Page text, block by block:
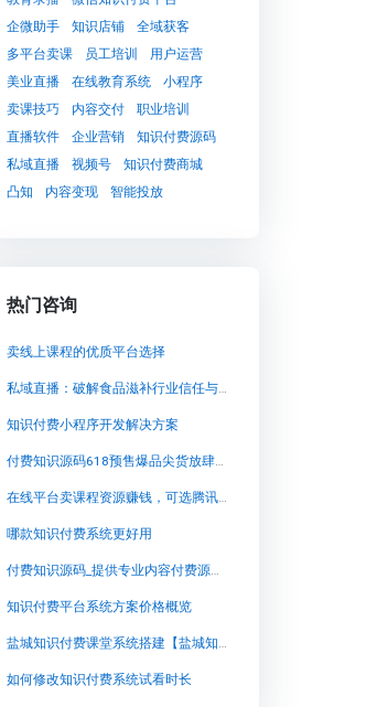
企微助手
知识店铺
全域获客
多平台卖课
员工培训
用户运营
美业直播
在线教育系统
小程序
卖课技巧
内容交付
职业培训
直播软件
企业营销
知识付费源码
私域直播
视频号
知识付费商城
凸知
内容变现 智能投放
热门咨询
卖线上课程的优质平台选择
私域直播：破解食品滋补行业信任与增长难题的终极方案
知识付费小程序开发解决方案
付费知识源码618预售爆品尖货放肆购,兔知云课堂：探索无限的知识之旅
在线平台卖课程资源赚钱，可选腾讯课堂、网易云课堂等教育平台 改写后标题：利用腾讯课堂
哪款知识付费系统更好用
付费知识源码_提供专业内容付费源码_免费开源【付费知识源码_提供专业内容付费源码_免费开源知识付费系统系统怎么制作，知识付费系统搭建使用教程】
知识付费平台系统方案价格概览
盐城知识付费课堂系统搭建【盐城知识付费课堂系统搭建知识付费系统系统怎么制作，知识付费系统搭建使用教程】
如何修改知识付费系统试看时长